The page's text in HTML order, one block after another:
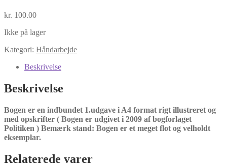
kr. 100.00
Ikke på lager
Kategori: Håndarbejde
Beskrivelse
Beskrivelse
Bogen er en indbundet 1.udgave i A4 format rigt illustreret og
med opskrifter ( Bogen er udgivet i 2009 af bogforlaget
Politiken ) Bemærk stand: Bogen er et meget flot og velholdt
eksemplar.
Relaterede varer